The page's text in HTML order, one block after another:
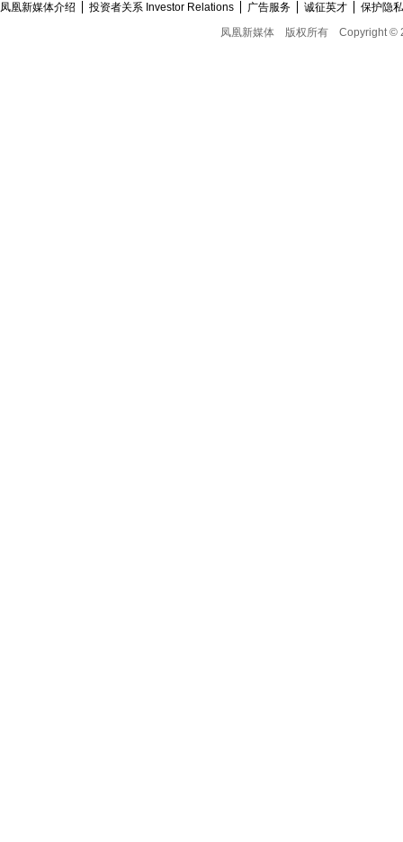
凤凰新媒体介绍 投资者关系 Investor Relations 广告服务 诚征英才
保护隐
凤凰新媒体
版权所有 Copyright ©